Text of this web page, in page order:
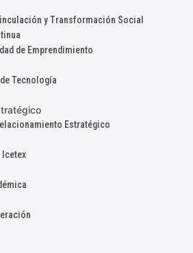
y Transformación Social
de Emprendimiento
Tecnología
Estratégico